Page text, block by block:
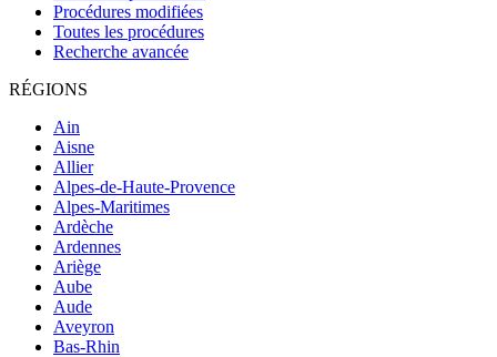
Procédures modifiées
Toutes les procédures
Recherche avancée
RÉGIONS
Ain
Aisne
Allier
Alpes-de-Haute-Provence
Alpes-Maritimes
Ardèche
Ardennes
Ariège
Aube
Aude
Aveyron
Bas-Rhin